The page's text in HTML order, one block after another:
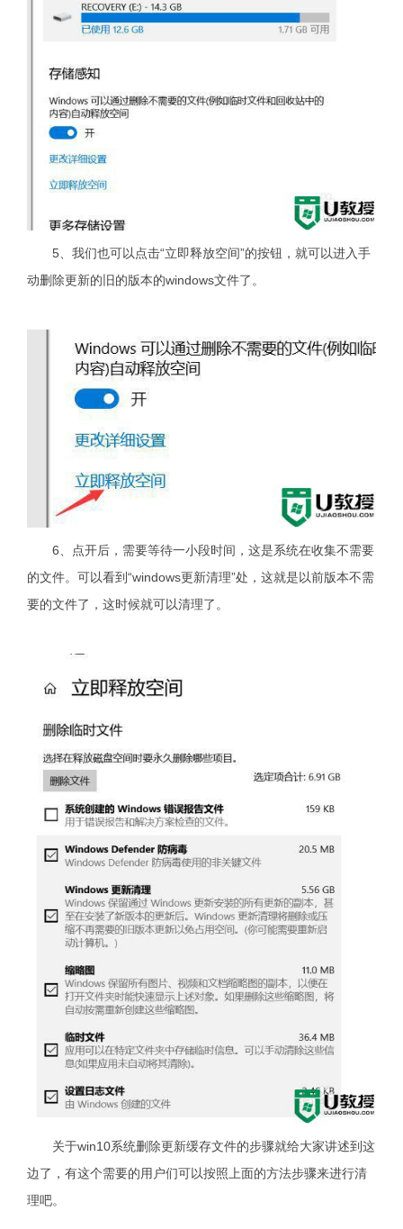
5、我们也可以点击“立即释放空间”的按钮，就可以进入手
动删除更新的旧的版本的windows文件了。
6、点开后，需要等待一小段时间，这是系统在收集不需要
的文件。可以看到“windows更新清理”处，这就是以前版本不需
要的文件了，这时候就可以清理了。
关于win10系统删除更新缓存文件的步骤就给大家讲述到这
边了，有这个需要的用户们可以按照上面的方法步骤来进行清
理吧。